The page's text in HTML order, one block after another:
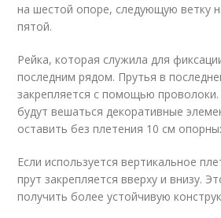
на шестой опоре, следующую ветку
пятой.
Рейка, которая служила для
последним рядом. Прутья в
закрепляется с помощью проволоки.
будут вешаться декоративные
оставить без плетения 10 см
Если используется вертикальное
прут закрепляется вверху и внизу.
получить более устойчивую